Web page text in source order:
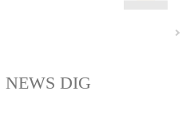
NEWS DIG